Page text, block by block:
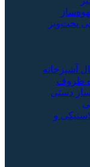
پخت‌وپز
آشپزخانه
ظروف
دستی
و